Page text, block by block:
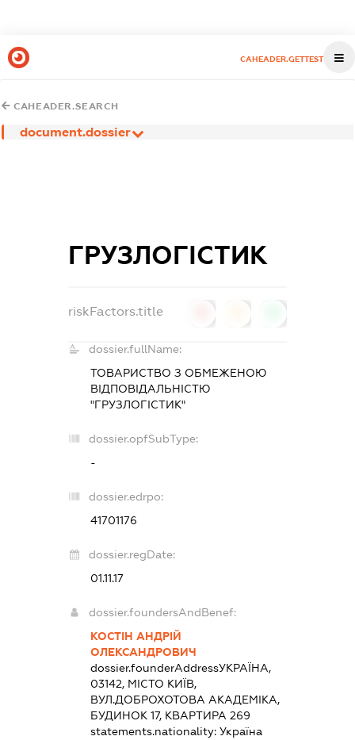
CAHEADER.GETTEST
CAHEADER.SEARCH
document.dossier
ГРУЗЛОГІСТИК
riskFactors.title
dossier.fullName:
ТОВАРИСТВО З ОБМЕЖЕНОЮ
ВІДПОВІДАЛЬНІСТЮ
"ГРУЗЛОГІСТИК"
dossier.opfSubType:
-
dossier.edrpo:
41701176
dossier.regDate:
01.11.17
dossier.foundersAndBenef:
КОСТІН АНДРІЙ
ОЛЕКСАНДРОВИЧ
dossier.founderAddressУКРАЇНА,
03142, МІСТО КИЇВ,
ВУЛ.ДОБРОХОТОВА АКАДЕМІКА,
БУДИНОК 17, КВАРТИРА 269
statements.nationality:Україна